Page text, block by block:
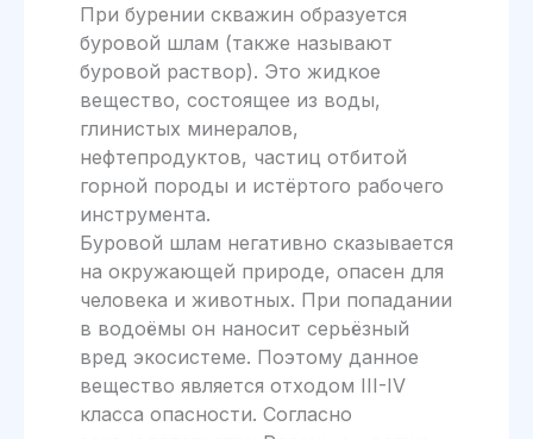
При бурении скважин образуется
буровой шлам (также называют
буровой раствор). Это жидкое
вещество, состоящее из воды,
глинистых минералов,
нефтепродуктов, частиц отбитой
горной породы и истёртого рабочего
инструмента.
Буровой шлам негативно сказывается
на окружающей природе, опасен для
человека и животных. При попадании
в водоёмы он наносит серьёзный
вред экосистеме. Поэтому данное
вещество является отходом III-IV
класса опасности. Согласно